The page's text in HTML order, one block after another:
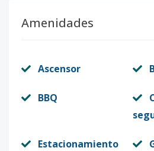
Amenidades
Ascensor
BBQ
Estacionamiento